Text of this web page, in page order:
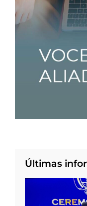
Últimas